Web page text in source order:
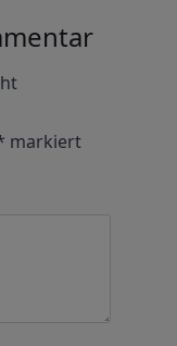
markiert